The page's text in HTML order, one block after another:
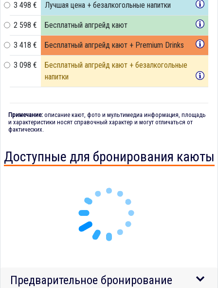
3 498 € Лучшая цена + безалкогольные напитки
2 598 € Бесплатный апгрейд кают
3 418 € Бесплатный апгрейд кают + Premium Drinks
3 098 €
Бесплатный апгрейд кают + безалкогольные
напитки
Примечание: описание кают, фото и мультимедиа информация, площадь
и характеристики носят справочный характер и могут отличаться от
фактических.
Доступные для бронирования каюты
Предварительное бронирование